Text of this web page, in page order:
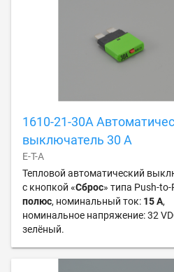
1610-21-30A
выключатель 30 А
E-T-A
Тепловой автоматический
с кнопкой «Сброс» типа Push-to-
полюс, номинальный ток: 15 А,
номинальное напряжение: 32
зелёный.